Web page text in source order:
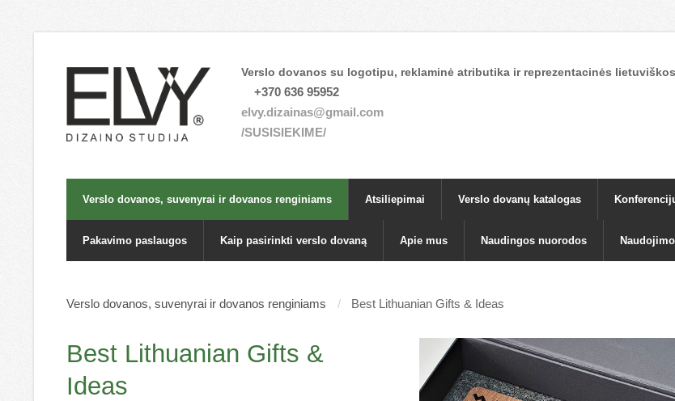
Verslo dovanos su logotipu, reklaminė atributika ir reprezentacinės
+370 636 95952
elvy.dizainas@gmail.com
/SUSISIEKIME/
Verslo dovanos, suvenyrai ir dovanos renginiams Atsiliepimai Verslo dovanų katalogas
Pakavimo paslaugos Kaip pasirinkti verslo dovaną Apie mus Naudingos nuorodos
Verslo dovanos, suvenyrai ir dovanos renginiams Best Lithuanian Gifts & Ideas
Best Lithuanian Gifts &
Ideas